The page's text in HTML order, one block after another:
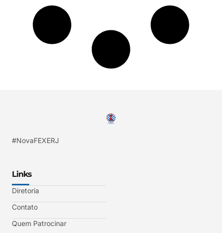
#NovaFEXERJ
Links
Diretoria
Contato
Quem Patrocinar